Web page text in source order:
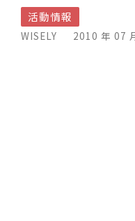
活動情報
WISELY 2010 年 07